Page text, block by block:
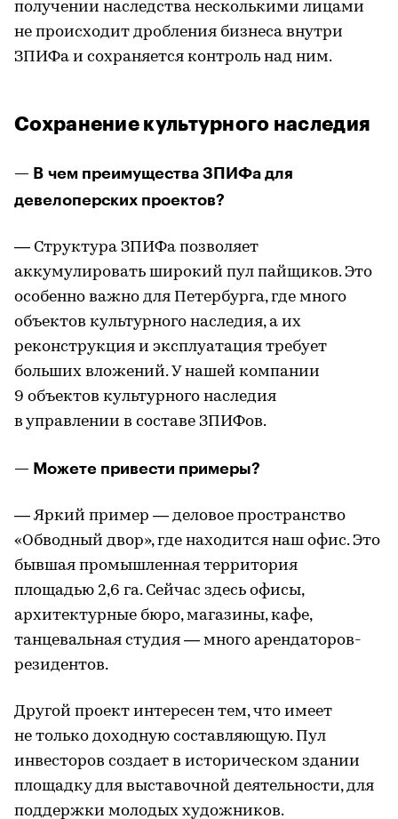
получении наследства несколькими лицами
не происходит дробления бизнеса внутри
ЗПИФа и сохраняется контроль над ним.
Сохранение культурного наследия
— В чем преимущества ЗПИФа для
девелоперских проектов?
— Структура ЗПИФа позволяет
аккумулировать широкий пул пайщиков. Это
особенно важно для Петербурга, где много
объектов культурного наследия, а их
реконструкция и эксплуатация требует
больших вложений. У нашей компании
9 объектов культурного наследия
в управлении в составе ЗПИФов.
— Можете привести примеры?
— Яркий пример — деловое пространство
«Обводный двор», где находится наш офис. Это
бывшая промышленная территория
площадью 2,6 га. Сейчас здесь офисы,
архитектурные бюро, магазины, кафе,
танцевальная студия — много арендаторов-
резидентов.
Другой проект интересен тем, что имеет
не только доходную составляющую. Пул
инвесторов создает в историческом здании
площадку для выставочной деятельности, для
поддержки молодых художников.